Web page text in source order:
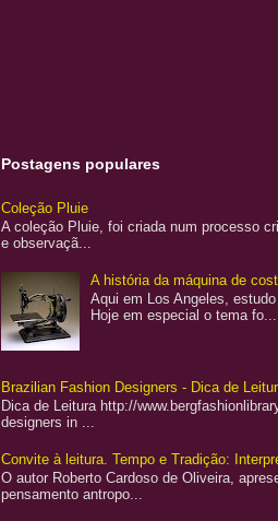
Postagens populares
Coleção Pluie
A coleção Pluie, foi criada num processo
e observaçã...
A história da máquina de
Aqui em Los Angeles,
Hoje em especial o tema fo...
Brazilian Fashion Designers - Dica de
Dica de Leitura http://
designers in ...
Convite à leitura. Tempo e Tradição:
O autor Roberto Cardoso de Oliveira,
pensamento antropo...